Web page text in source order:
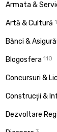
Armata &
Artă & Cultură
Bănci &
Blogosfera 110
Concursuri &
Construcţii &
Dezvoltare